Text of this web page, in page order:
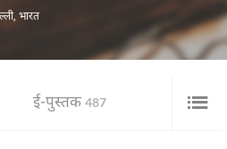
,भारत
ई-पुस्तक 487